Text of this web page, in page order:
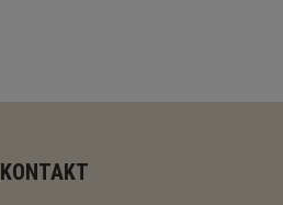
KONTAKT